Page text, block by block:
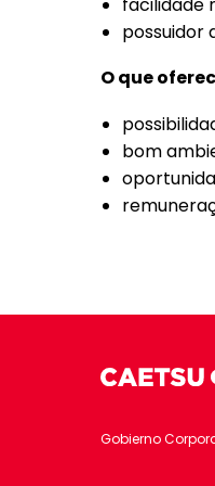
possuidor
O que
bom
Gobierno